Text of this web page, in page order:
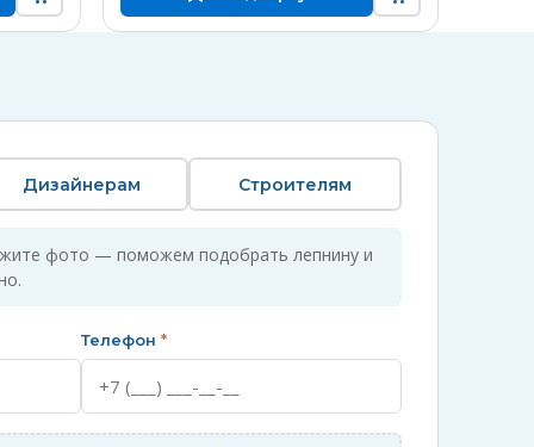
Дизайнерам Строителям
фото — поможем подобрать лепнину и
Телефон *